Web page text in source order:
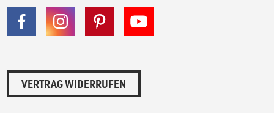
VERTRAG WIDERRUFEN